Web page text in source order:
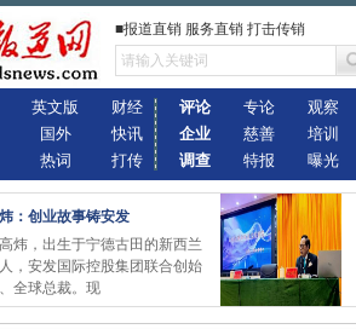
■报道直销 服务直销 打击传销
英文版
国外
热词
财经
快讯
打传
评论
企业
调查
专论
慈善
特报
观察
培训
曝光
：创业故事铸安发
炜，出生于宁德古田的新西兰
，安发国际控股集团联合创始
全球总裁。现